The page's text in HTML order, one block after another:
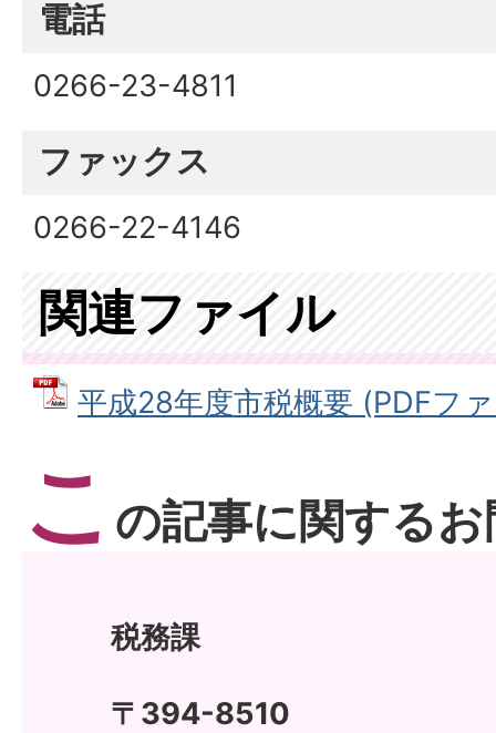
電話
0266-23-4811
ファックス
0266-22-4146
関連ファイル
平成28年度市税概要 (PDFフ
こ の記事に関する
税務課
〒394-8510